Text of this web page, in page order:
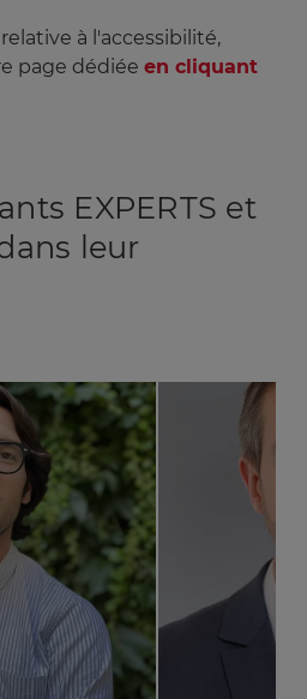
à l'accessibilité,
page dédiée en cliquant
EXPERTS et
leur